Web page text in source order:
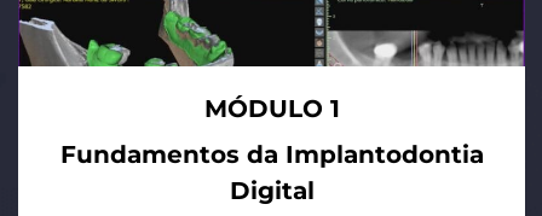
MÓDULO 1
Fundamentos da Implantodontia
Digital